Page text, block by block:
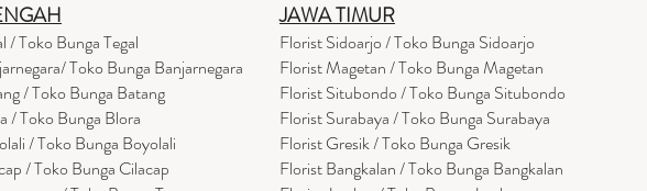
/ Toko Bunga Tegal
Toko Bunga Banjarnegara
/ Toko Bunga Batang
/ Toko Bunga Blora
/ Toko Bunga Boyolali
/ Toko Bunga Cilacap
JAWA TIMUR
Florist Sidoarjo / Toko Bunga Sidoarjo
Florist Magetan / Toko Bunga Magetan
Florist Situbondo / Toko Bunga Situbondo
Florist Surabaya / Toko Bunga Surabaya
Florist Gresik / Toko Bunga Gresik
FloristBangkalan / Toko Bunga Bangkalan